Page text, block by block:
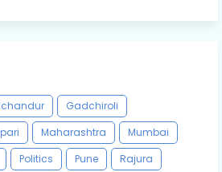
Gadchiroli
Maharashtra
Mumbai
Politics Pune
Rajura